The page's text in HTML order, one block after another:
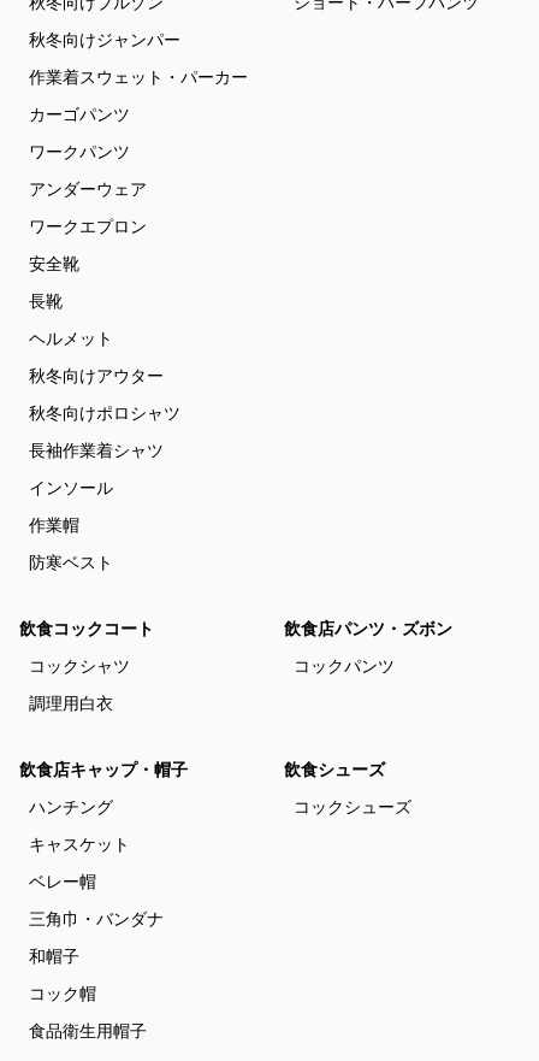
秋冬向けジャンパー
作業着スウェット・パーカー
カーゴパンツ
ワークパンツ
アンダーウェア
ワークエプロン
安全靴
長靴
ヘルメット
秋冬向けアウター
秋冬向けポロシャツ
長袖作業着シャツ
インソール
作業帽
防寒ベスト
飲食コックコート
コックシャツ
調理用白衣
飲食店パンツ・ズボン
コックパンツ
飲食店キャップ・帽子
ハンチング
キャスケット
ベレー帽
三角巾・バンダナ
和帽子
コック帽
食品衛生用帽子
飲食シューズ
コックシューズ